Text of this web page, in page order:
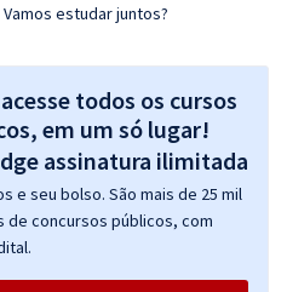
estudar juntos?
todos os cursos
em um só lugar!
e seu bolso. São mais de 25 mil
de concursos públicos, com